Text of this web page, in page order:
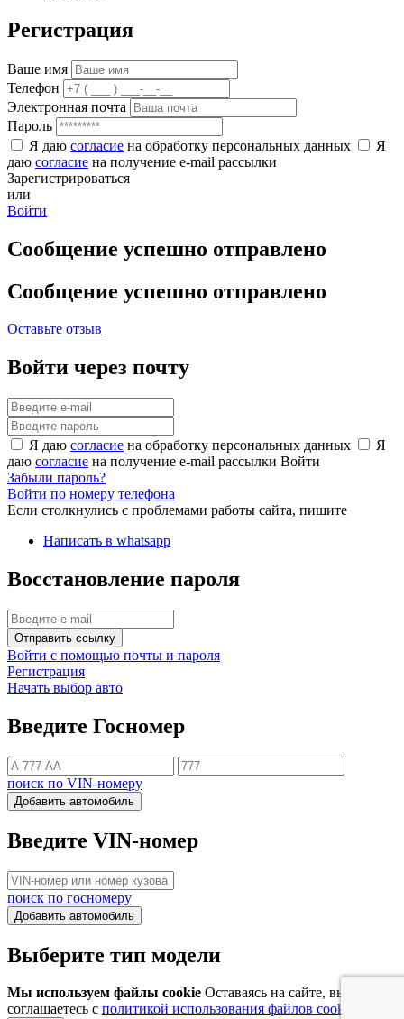
Регистрация
Ваше имя
Телефон
Электронная почта
Пароль
Я даю согласие на обработку персональных данных
Я
даю согласие на получение e-mail рассылки
Зарегистрироваться
или
Войти
Сообщение успешно отправлено
Сообщение успешно отправлено
Оставьте отзыв
Войти через почту
Я даю согласие на обработку персональных данных
Я
даю согласие на получение e-mail рассылки Войти
Забыли пароль?
Войти по номеру телефона
Если столкнулись с проблемами работы сайта, пишите
Написать в whatsapp
Восстановление пароля
Отправить ссылку
Войти с помощью почты и пароля
Регистрация
Начать выбор авто
Введите Госномер
поиск по VIN-номеру
Добавить автомобиль
Введите VIN-номер
поиск по госномеру
Добавить автомобиль
Выберите тип модели
Мы используем файлы cookie Оставаясь на сайте, вы
соглашаетесь с политикой использования файлов cookie